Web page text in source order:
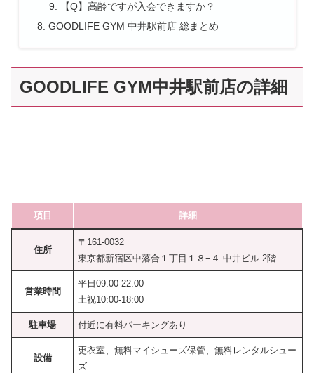
【Q】高齢ですが入会できますか？
GOODLIFE GYM 中井駅前店 総まとめ
GOODLIFE GYM中井駅前店の詳細
項目 詳細
住所
〒161-0032
東京都新宿区中落合１丁目１８−４ 中井ビル 2階
営業時間
平日09:00-22:00
土祝10:00-18:00
駐車場 付近に有料パーキングあり
設備
更衣室、無料マイシューズ保管、無料レンタルシュー
ズ